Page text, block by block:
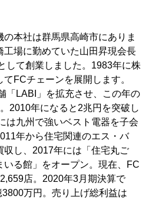
本社は群馬県高崎市にありま
場に勤めていた山田昇現会長
して創業しました。1983年に株
FCチェーンを展開します。
「LABI」を拡充させ、この年の
2010年になると2兆円を突破し
は九州で強いベスト電器を子会
年から住宅関連のエス・バ
収し、2017年には「住宅丸ご
いる館」をオープン。現在、FC
店。2020年3月期決算で
万円。売り上げ総利益は